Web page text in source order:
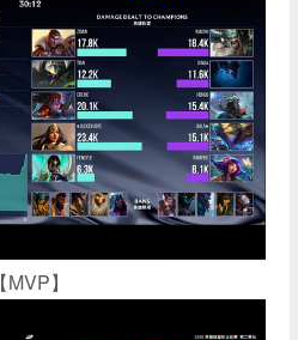
【MVP】